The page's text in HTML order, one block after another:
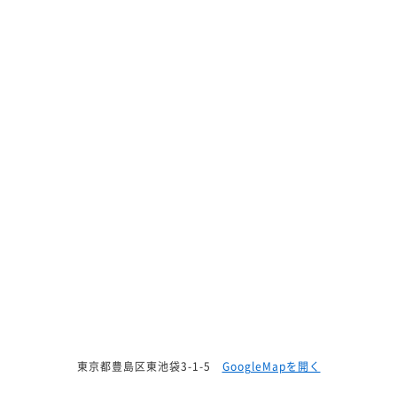
東京都豊島区東池袋3-1-5 GoogleMapを開く